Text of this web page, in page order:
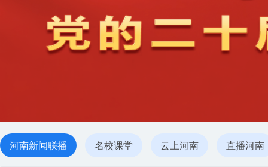
河南新闻联播 名校课堂 云上河南 直播河南